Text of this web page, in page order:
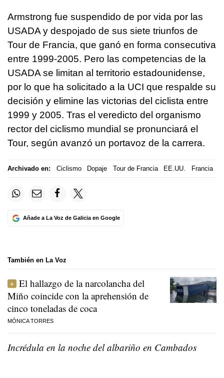
Armstrong fue suspendido de por vida por las
USADA y despojado de sus siete triunfos de
Tour de Francia, que ganó en forma consecutiva
entre 1999-2005. Pero las competencias de la
USADA se limitan al territorio estadounidense,
por lo que ha solicitado a la UCI que respalde su
decisión y elimine las victorias del ciclista entre
1999 y 2005. Tras el veredicto del organismo
rector del ciclismo mundial se pronunciará el
Tour, según avanzó un portavoz de la carrera.
Archivado en: Ciclismo Dopaje Tour de Francia EE.UU. Francia
Añade a La Voz de Galicia en Google
También en La Voz
El hallazgo de la narcolancha del
Miño coincide con la aprehensión de
cinco toneladas de coca
MÓNICA TORRES
Incrédula en la noche del albariño en Cambados